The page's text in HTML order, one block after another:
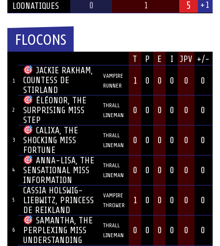
LOONATIQUES
0 1 5 +1
FLOCONS
T P E I JPV +/-
1
JACKIE RAKHAM,
COUNTESS DE
STIRLAND
VAMPIRE
RUNNER
1 0 0 0 0 0
2
ÉLÉONOR, THE
SURPRISING MISS
STEP
THRALL
LINEMAN
0 0 0 0 0 0
3
CALIXA, THE
SHOCKING MISS
FORTUNE
THRALL
LINEMAN
0 0 0 0 0 0
4
ANNA-LISA, THE
SENSATIONAL MISS
INFORMATION
THRALL
LINEMAN
0 0 0 0 0 0
5
CASSIA HOLSWIG-
LIEBWITZ, PRINCESS
DE REIKLAND
VAMPIRE
THROWER
1 0 0 0 0 0
6
SAMANTHA, THE
PERPLEXING MISS
UNDERSTANDING
THRALL
LINEMAN
0 0 0 0 0 0